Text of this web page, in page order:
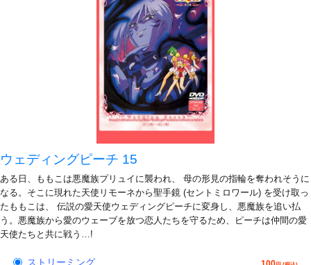
ウェディングピーチ 15
ある日、ももこは悪魔族プリュイに襲われ、 母の形見の指輪を奪われそうに
なる。そこに現れた天使リモーネから聖手鏡 (セントミロワール) を受け取っ
たももこは、 伝説の愛天使ウェディングピーチに変身し、悪魔族を追い払
う。悪魔族から愛のウェーブを放つ恋人たちを守るため、ピーチは仲間の愛
天使たちと共に戦う…!
ストリーミング